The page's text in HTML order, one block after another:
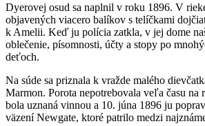
Dyerovej osud sa naplnil v roku 1896. V
objavených viacero balíkov s telíčkami
k Amelii. Keď ju polícia zatkla, v jej dome
oblečenie, písomnosti, účty a stopy po
deťoch.
Na súde sa priznala k vražde malého
Marmon. Porota nepotrebovala veľa času na
bola uznaná vinnou a 10. júna 1896 ju
väzení Newgate, ktoré patrilo medzi